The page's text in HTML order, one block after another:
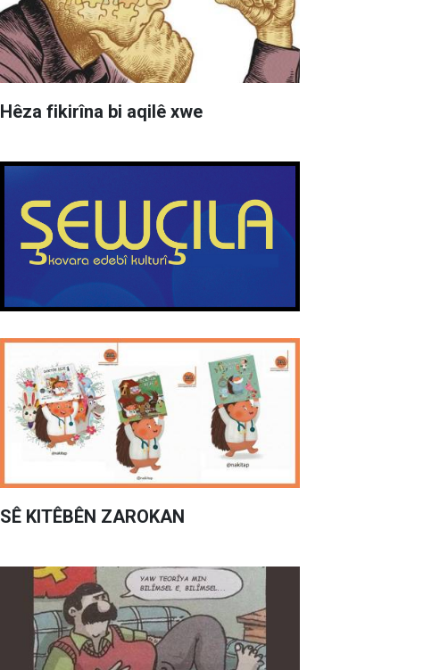
Hêza fikirîna bi aqilê xwe
SÊ KITÊBÊN ZAROKAN